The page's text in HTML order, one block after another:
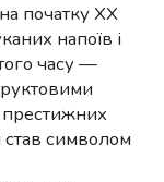
початку XX
напоїв і
часу —
став символом